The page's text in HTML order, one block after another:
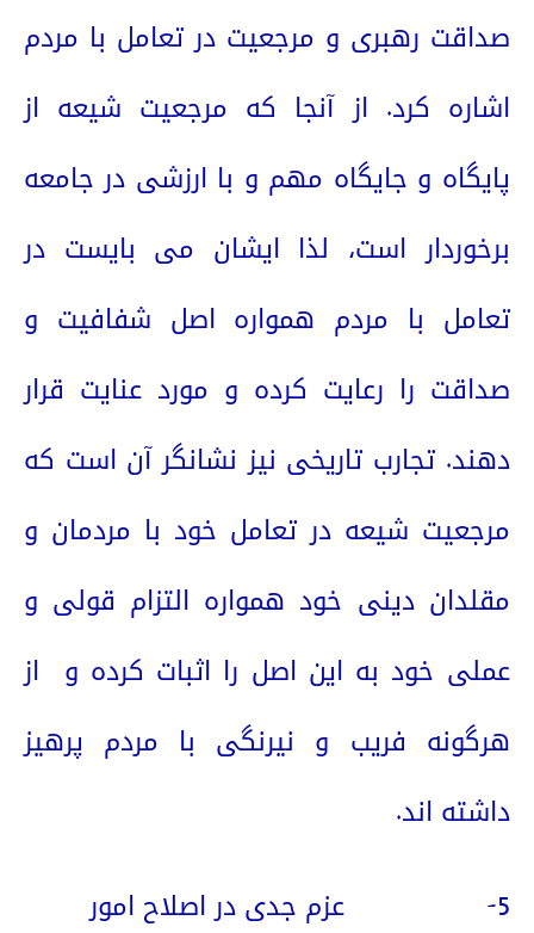
صداقت رهبری و مرجعیت در تعامل با مردم
اشاره کرد. از آنجا که مرجعیت شیعه از
پایگاه و جایگاه مهم و با ارزشی در جامعه
برخوردار است، لذا ایشان می بایست در
تعامل با مردم همواره اصل شفافیت و
صداقت را رعایت کرده و مورد عنایت قرار
دهند. تجارب تاریخی نیز نشانگر آن است که
مرجعیت شیعه در تعامل خود با مردمان و
مقلدان دینی خود همواره التزام قولی و
عملی خود به این اصل را اثبات کرده و از
هرگونه فریب و نیرنگی با مردم پرهیز
داشته اند.
5-
عزم جدی در اصلاح امور